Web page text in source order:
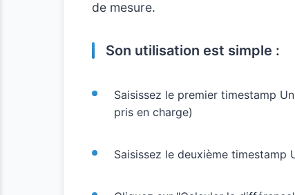
de mesure.
Son utilisation est simple :
Saisissez le premier timestamp
pris en charge)
Saisissez le deuxième timestamp